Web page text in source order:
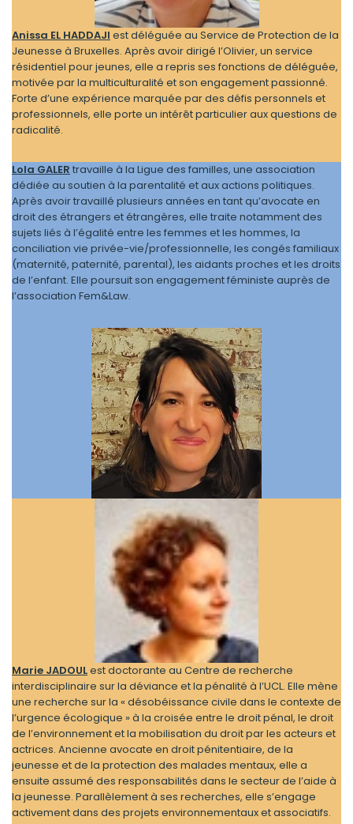
Anissa EL HADDAJI est déléguée au Service de Protection de la
Jeunesse à Bruxelles. Après avoir dirigé l’Olivier, un service
résidentiel pour jeunes, elle a repris ses fonctions de déléguée,
motivée par la multiculturalité et son engagement passionné.
Forte d’une expérience marquée par des défis personnels et
professionnels, elle porte un intérêt particulier aux questions de
radicalité.
Lola GALER travaille à la Ligue des familles, une association
dédiée au soutien à la parentalité et aux actions politiques.
Après avoir travaillé plusieurs années en tant qu’avocate en
droit des étrangers et étrangères, elle traite notamment des
sujets liés à l’égalité entre les femmes et les hommes, la
conciliation vie privée-vie/professionnelle, les congés familiaux
(maternité, paternité, parental), les aidants proches et les droits
de l’enfant. Elle poursuit son engagement féministe auprès de
l’association Fem&Law.
Marie JADOULest doctorante au Centre de recherche
interdisciplinaire sur la déviance et la pénalité à l’UCL. Elle mène
une recherche sur la « désobéissance civile dans le contexte de
l’urgence écologique » à la croisée entre le droit pénal, le droit
de l’environnement et la mobilisation du droit par les acteurs et
actrices. Ancienne avocate en droit pénitentiaire, de la
jeunesse et de la protection des malades mentaux, elle a
ensuite assumé des responsabilités dans le secteur de l’aide à
la jeunesse. Parallèlement à ses recherches, elle s’engage
activement dans des projets environnementaux et associatifs.